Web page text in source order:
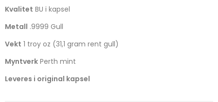
Kvalitet BU i kapsel
Metall .9999 Gull
Vekt 1 troy oz (31,1 gram rent gull)
Myntverk Perth mint
Leveres i original kapsel